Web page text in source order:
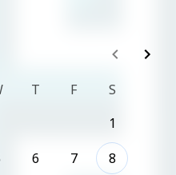
intéresse correspond
𝟯𝟬 𝗺𝗻, il vaut donc mieux
T F
S
1
6 7
8